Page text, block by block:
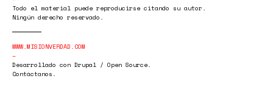
Todo el material puede reproducirse citando su autor.
Ningún derecho reservado.
WWW.MISIONVERDAD.COM
Desarrollado con Drupal / Open Source.
Contáctanos.